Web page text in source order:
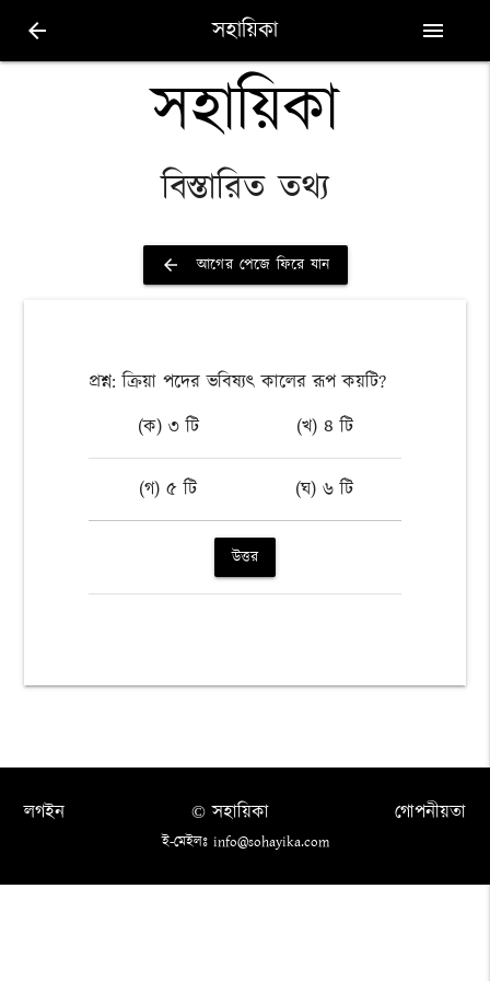
arrow_back সহায়িকা menu
সহায়িকা
বিস্তারিত তথ্য
arrow_back আগের পেজে ফিরে যান
প্রশ্ন: ক্রিয়া পদের ভবিষ্যৎ কালের রূপ কয়টি?
(ক) ৩ টি
(খ) ৪ টি
(গ) ৫ টি (ঘ) ৬ টি
উত্তর
লগইন গোপনীয়তা
© সহায়িকা
ই-মেইলঃ info@sohayika.com